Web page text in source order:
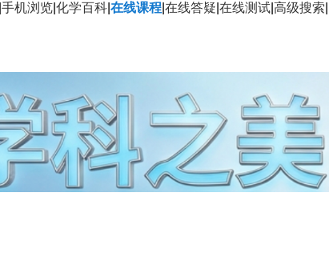
手机浏览 化学百科 在线课程 在线答疑 在线测试 高级搜索